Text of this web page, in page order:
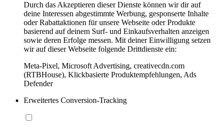
Durch das Akzeptieren dieser Dienste können wir dir auf
deine Interessen abgestimmte Werbung, gesponserte Inhalte
oder Rabattaktionen für unsere Webseite oder Produkte
basierend auf deinem Surf- und Einkaufsverhalten anzeigen
sowie deren Erfolge messen. Mit deiner Einwilligung setzen
wir auf dieser Webseite folgende Drittdienste ein:
Meta-Pixel, Microsoft Advertising, creativecdn.com
(RTBHouse), Klickbasierte Produktempfehlungen, Ads
Defender
Erweitertes Conversion-Tracking